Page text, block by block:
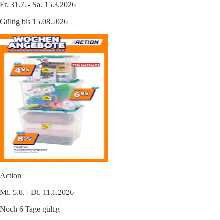
Fr. 31.7. - Sa. 15.8.2026
Gültig bis 15.08.2026
Action
Mi. 5.8. - Di. 11.8.2026
Noch 6 Tage gültig